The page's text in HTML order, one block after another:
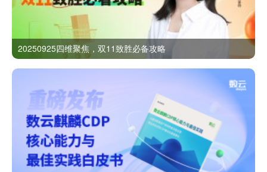
20250925四维聚焦，双11致胜必备攻略